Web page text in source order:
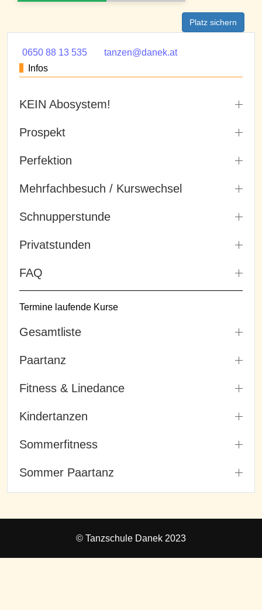
Platz sichern
0650 88 13 535
tanzen@danek.at
Infos
KEIN Abosystem!
Prospekt
Perfektion
Mehrfachbesuch / Kurswechsel
Schnupperstunde
Privatstunden
FAQ
Termine laufende Kurse
Gesamtliste
Paartanz
Fitness & Linedance
Kindertanzen
Sommerfitness
Sommer Paartanz
© Tanzschule Danek 2023